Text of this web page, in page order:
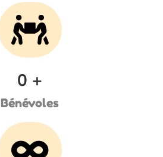
0 +
Bénévoles